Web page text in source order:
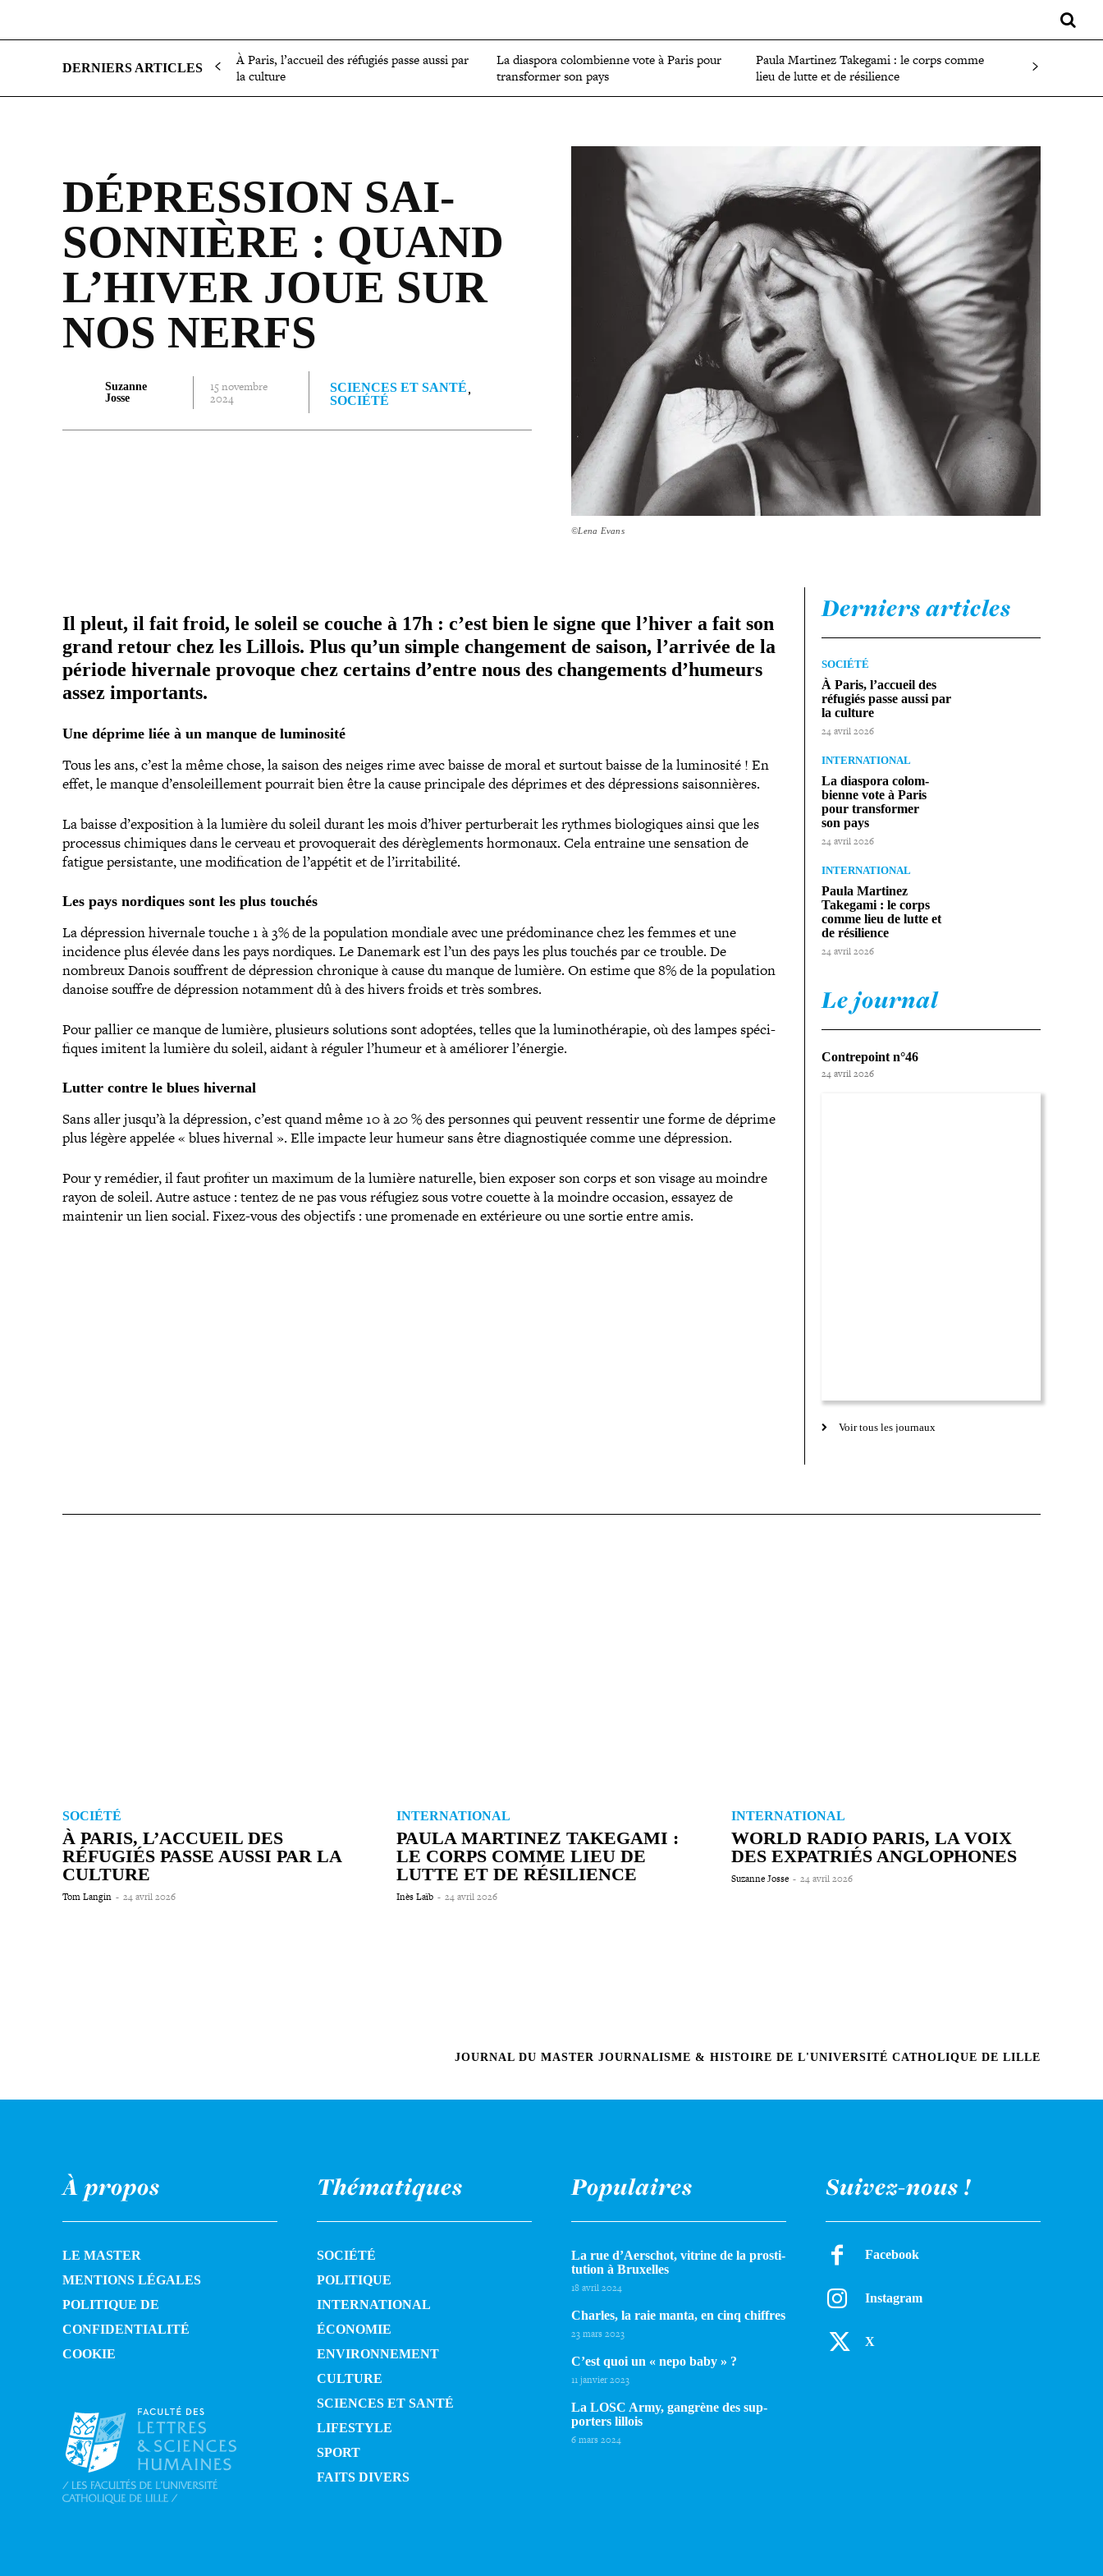
DERNIERS ARTICLES
À Paris, l’accueil des réfugiés passe aussi par
la culture
La diaspora colom­bienne vote à Paris pour
trans­for­mer son pays
Paula Martinez Takegami : le corps comme
lieu de lutte et de résilience
DÉPRESSION SAI­
SON­NIÈRE : QUAND
L’HIVER JOUE SUR
NOS NERFS
Suzanne
Josse
15 novembre
2024
SCIENCES ET SANTÉ
SOCIÉTÉ
©Lena Evans
Il pleut, il fait froid, le soleil se couche à 17h : c’est bien le signe que l’hiver a fait son
grand retour chez les Lillois. Plus qu’un simple chan­ge­ment de saison, l’arrivée de la
période hivernale provoque chez certains d’entre nous des chan­ge­ments d’humeurs
assez importants.
Une déprime liée à un manque de luminosité
Tous les ans, c’est la même chose, la saison des neiges rime avec baisse de moral et surtout baisse de la lumi­no­sité ! En
effet, le manque d’ensoleillement pourrait bien être la cause prin­ci­pale des déprimes et des dépres­sions saisonnières.
La baisse d’exposition à la lumière du soleil durant les mois d’hiver per­tur­be­rait les rythmes bio­lo­giques ainsi que les
processus chimiques dans le cerveau et pro­vo­que­rait des dérè­gle­ments hormonaux. Cela entraine une sensation de
fatigue per­sis­tante, une modi­fi­ca­tion de l’appétit et de l’irritabilité.
Les pays nordiques sont les plus touchés
La dépres­sion hivernale touche 1 à 3% de la popu­la­tion mondiale avec une pré­do­mi­nance chez les femmes et une
incidence plus élevée dans les pays nordiques. Le Danemark est l’un des pays les plus touchés par ce trouble. De
nombreux Danois souffrent de dépres­sion chronique à cause du manque de lumière. On estime que 8% de la popu­la­tion
danoise souffre de dépres­sion notamment dû à des hivers froids et très sombres.
Pour pallier ce manque de lumière, plusieurs solutions sont adoptées, telles que la lumi­no­thé­ra­pie, où des lampes spé­ci­
fiques imitent la lumière du soleil, aidant à réguler l’humeur et à améliorer l’énergie.
Lutter contre le blues hivernal
Sans aller jusqu’à la dépres­sion, c’est quand même 10 à 20 % des personnes qui peuvent ressentir une forme de déprime
plus légère appelée « blues hivernal ». Elle impacte leur humeur sans être diag­nos­ti­quée comme une dépression.
Pour y remédier, il faut profiter un maximum de la lumière naturelle, bien exposer son corps et son visage au moindre
rayon de soleil. Autre astuce : tentez de ne pas vous réfugiez sous votre couette à la moindre occasion, essayez de
maintenir un lien social. Fixez-​vous des objectifs : une promenade en exté­rieure ou une sortie entre amis.
Derniers articles
SOCIÉTÉ
À Paris, l’accueil des
réfugiés passe aussi par
la culture
24 avril 2026
INTERNATIONAL
La diaspora colom­
bienne vote à Paris
pour trans­for­mer
son pays
24 avril 2026
INTERNATIONAL
Paula Martinez
Takegami : le corps
comme lieu de lutte et
de résilience
24 avril 2026
Le journal
Contrepoint n°46
24 avril 2026
Voir tous les journaux
SOCIÉTÉ
À PARIS, L’ACCUEIL DES
RÉFUGIÉS PASSE AUSSI PAR LA
CULTURE
Tom Langin - 24 avril 2026
INTERNATIONAL
PAULA MARTINEZ TAKEGAMI :
LE CORPS COMME LIEU DE
LUTTE ET DE RÉSILIENCE
Inès Laïb - 24 avril 2026
INTERNATIONAL
WORLD RADIO PARIS, LA VOIX
DES EXPATRIÉS ANGLOPHONES
Suzanne Josse - 24 avril 2026
JOURNAL DU MASTER JOURNALISME & HISTOIRE DE L'UNIVERSITÉ CATHOLIQUE DE LILLE
À propos
LE MASTER
MENTIONS LÉGALES
POLITIQUE DE
CONFIDENTIALITÉ
COOKIE
Thématiques
SOCIÉTÉ
POLITIQUE
INTERNATIONAL
ÉCONOMIE
ENVIRONNEMENT
CULTURE
SCIENCES ET SANTÉ
LIFESTYLE
SPORT
FAITS DIVERS
Populaires
La rue d’Aerschot, vitrine de la pros­ti­
tu­tion à Bruxelles
18 avril 2024
Charles, la raie manta, en cinq chiffres
23 mars 2023
C’est quoi un « nepo baby » ?
11 janvier 2023
La LOSC Army, gangrène des sup­
por­ters lillois
6 mars 2024
Suivez-nous !
Facebook
Instagram
X